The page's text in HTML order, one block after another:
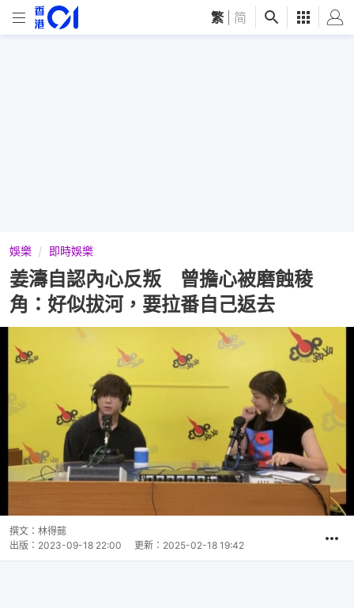
繁 简
娛樂 即時娛樂
姜濤自認內心反叛 曾擔心被磨蝕稜
角：好似拔河，要拉番自己返去
撰文： 林得懿
出版： 2023-09-18 22:00 更新： 2025-02-18 19:42